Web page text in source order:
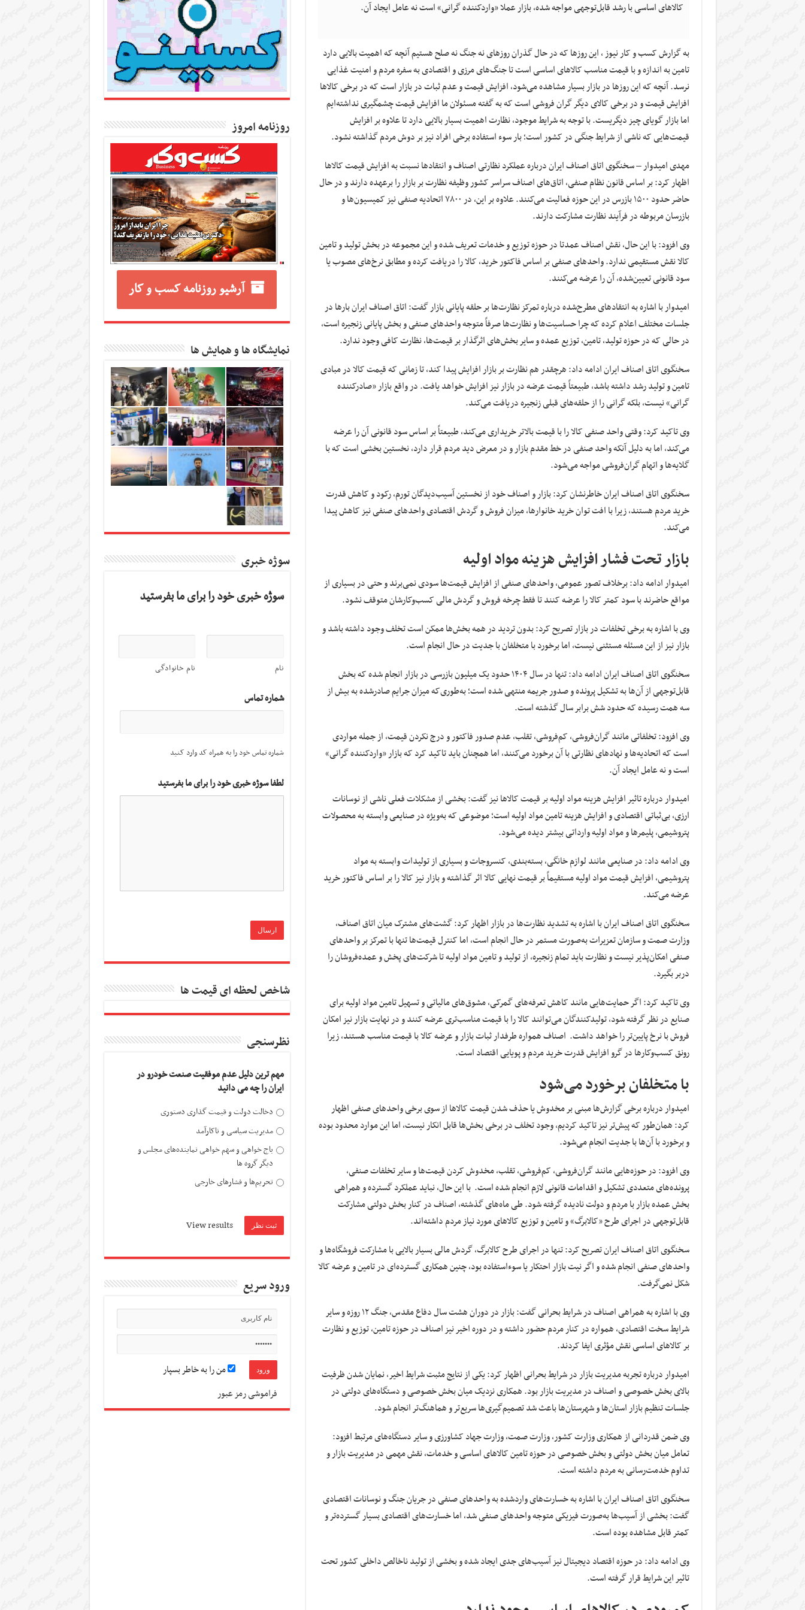
کالاهای اساسی با رشد قابل‌توجهی مواجه شده، بازار عملا «واردکننده گرانی» است نه عامل ایجاد آن.
به گزارش کسب و کار نیوز ، این روزها که در حال گذران روزهای نه جنگ نه صلح هستیم آنچه که اهمیت بالایی دارد
تامین به اندازه و با قیمت مناسب کالاهای اساسی است تا جنگ‌های مرزی و اقتصادی به سفره مردم و امنیت غذایی
نرسد. آنچه که این روزها در بازار بسیار مشاهده می‌شود، افزایش قیمت و عدم ثبات در بازار است که در برخی کالاها
افزایش قیمت و در برخی کالای دیگر گران فروشی است که به گفته مسئولان ما افزایش قیمت چشمگیری نداشته‌ایم
اما بازار گویای چیز دیگریست. با توجه به شرایط موجود، نظارت اهمیت بسیار بالایی دارد تا علاوه بر افزایش
قیمت‌هایی که ناشی از شرایط جنگی در کشور است؛ بار سوء استفاده برخی افراد نیز بر دوش مردم گذاشته نشود.
مهدی امیدوار – سخنگوی اتاق اصناف ایران درباره عملکرد نظارتی اصناف و انتقادها نسبت به افزایش قیمت کالاها
اظهار کرد: بر اساس قانون نظام صنفی، اتاق‌های اصناف سراسر کشور وظیفه نظارت بر بازار را برعهده دارند و در حال
حاضر حدود ۱۵۰۰ بازرس در این حوزه فعالیت می‌کنند. علاوه بر این، در ۷۸۰۰ اتحادیه صنفی نیز کمیسیون‌ها و
بازرسان مربوطه در فرآیند نظارت مشارکت دارند.
وی افزود: با این حال، نقش اصناف عمدتا در حوزه توزیع و خدمات تعریف شده و این مجموعه در بخش تولید و تامین
کالا نقش مستقیمی ندارد. واحدهای صنفی بر اساس فاکتور خرید، کالا را دریافت کرده و مطابق نرخ‌های مصوب یا
سود قانونی تعیین‌شده، آن را عرضه می‌کنند.
امیدوار با اشاره به انتقادهای مطرح‌شده درباره تمرکز نظارت‌ها بر حلقه پایانی بازار گفت: اتاق اصناف ایران بارها در
جلسات مختلف اعلام کرده که چرا حساسیت‌ها و نظارت‌ها صرفاً متوجه واحدهای صنفی و بخش پایانی زنجیره است،
در حالی که در حوزه تولید، تامین، توزیع عمده و سایر بخش‌های اثرگذار بر قیمت‌ها، نظارت کافی وجود ندارد.
سخنگوی اتاق اصناف ایران ادامه داد: هرچقدر هم نظارت بر بازار افزایش پیدا کند، تا زمانی که قیمت کالا در مبادی
تامین و تولید رشد داشته باشد، طبیعتاً قیمت عرضه در بازار نیز افزایش خواهد یافت. در واقع بازار «صادرکننده
گرانی» نیست، بلکه گرانی را از حلقه‌های قبلی زنجیره دریافت می‌کند.
وی تاکید کرد: وقتی واحد صنفی کالا را با قیمت بالاتر خریداری می‌کند، طبیعتاً بر اساس سود قانونی آن را عرضه
می‌کند، اما به دلیل آنکه واحد صنفی در خط مقدم بازار و در معرض دید مردم قرار دارد، نخستین بخشی است که با
گلایه‌ها و اتهام گران‌فروشی مواجه می‌شود.
سخنگوی اتاق اصناف ایران خاطرنشان کرد: بازار و اصناف خود از نخستین آسیب‌دیدگان تورم، رکود و کاهش قدرت
خرید مردم هستند، زیرا با افت توان خرید خانوارها، میزان فروش و گردش اقتصادی واحدهای صنفی نیز کاهش پیدا
می‌کند.
بازار تحت فشار افزایش هزینه مواد اولیه
امیدوار ادامه داد: برخلاف تصور عمومی، واحدهای صنفی از افزایش قیمت‌ها سودی نمی‌برند و حتی در بسیاری از
مواقع حاضرند با سود کمتر کالا را عرضه کنند تا فقط چرخه فروش و گردش مالی کسب‌وکارشان متوقف نشود.
وی با اشاره به برخی تخلفات در بازار تصریح کرد: بدون تردید در همه بخش‌ها ممکن است تخلف وجود داشته باشد و
بازار نیز از این مسئله مستثنی نیست، اما برخورد با متخلفان با جدیت در حال انجام است.
سخنگوی اتاق اصناف ایران ادامه داد: تنها در سال ۱۴۰۴ حدود یک میلیون بازرسی در بازار انجام شده که بخش
قابل‌توجهی از آن‌ها به تشکیل پرونده و صدور جریمه منتهی شده است؛ به‌طوری‌که میزان جرایم صادرشده به بیش از
سه همت رسیده که حدود شش برابر سال گذشته است.
وی افزود: تخلفاتی مانند گران‌فروشی، کم‌فروشی، تقلب، عدم صدور فاکتور و درج نکردن قیمت، از جمله مواردی
است که اتحادیه‌ها و نهادهای نظارتی با آن برخورد می‌کنند، اما همچنان باید تاکید کرد که بازار «واردکننده گرانی»
است و نه عامل ایجاد آن.
امیدوار درباره تاثیر افزایش هزینه مواد اولیه بر قیمت کالاها نیز گفت: بخشی از مشکلات فعلی ناشی از نوسانات
ارزی، بی‌ثباتی اقتصادی و افزایش هزینه تامین مواد اولیه است؛ موضوعی که به‌ویژه در صنایعی وابسته به محصولات
پتروشیمی، پلیمرها و مواد اولیه وارداتی بیشتر دیده می‌شود.
وی ادامه داد: در صنایعی مانند لوازم خانگی، بسته‌بندی، کنسروجات و بسیاری از تولیدات وابسته به مواد
پتروشیمی، افزایش قیمت مواد اولیه مستقیماً بر قیمت نهایی کالا اثر گذاشته و بازار نیز کالا را بر اساس فاکتور خرید
عرضه می‌کند.
سخنگوی اتاق اصناف ایران با اشاره به تشدید نظارت‌ها در بازار اظهار کرد: گشت‌های مشترک میان اتاق اصناف،
وزارت صمت و سازمان تعزیرات به‌صورت مستمر در حال انجام است، اما کنترل قیمت‌ها تنها با تمرکز بر واحدهای
صنفی امکان‌پذیر نیست و نظارت باید تمام زنجیره، از تولید و تامین مواد اولیه تا شرکت‌های پخش و عمده‌فروشان را
دربر بگیرد.
وی تاکید کرد: اگر حمایت‌هایی مانند کاهش تعرفه‌های گمرکی، مشوق‌های مالیاتی و تسهیل تامین مواد اولیه برای
صنایع در نظر گرفته شود، تولیدکنندگان می‌توانند کالا را با قیمت مناسب‌تری عرضه کنند و در نهایت بازار نیز امکان
فروش با نرخ پایین‌تر را خواهد داشت. اصناف همواره طرفدار ثبات بازار و عرضه کالا با قیمت مناسب هستند، زیرا
رونق کسب‌وکارها در گرو افزایش قدرت خرید مردم و پویایی اقتصاد است.
با متخلفان برخورد می‌شود
امیدوار درباره برخی گزارش‌ها مبنی بر مخدوش یا حذف شدن قیمت کالاها از سوی برخی واحدهای صنفی اظهار
کرد: همان‌طور که پیش‌تر نیز تاکید کردیم، وجود تخلف در برخی بخش‌ها قابل انکار نیست، اما این موارد محدود بوده
و برخورد با آن‌ها با جدیت انجام می‌شود.
وی افزود: در حوزه‌هایی مانند گران‌فروشی، کم‌فروشی، تقلب، مخدوش کردن قیمت‌ها و سایر تخلفات صنفی،
پرونده‌های متعددی تشکیل و اقدامات قانونی لازم انجام شده است. با این حال، نباید عملکرد گسترده و همراهی
بخش عمده بازار با مردم و دولت نادیده گرفته شود. طی ماه‌های گذشته، اصناف در کنار بخش دولتی مشارکت
قابل‌توجهی در اجرای طرح «کالابرگ» و تامین و توزیع کالاهای مورد نیاز مردم داشته‌اند.
سخنگوی اتاق اصناف ایران تصریح کرد: تنها در اجرای طرح کالابرگ، گردش مالی بسیار بالایی با مشارکت فروشگاه‌ها و
واحدهای صنفی انجام شده و اگر نیت بازار احتکار یا سوءاستفاده بود، چنین همکاری گسترده‌ای در تامین و عرضه کالا
شکل نمی‌گرفت.
وی با اشاره به همراهی اصناف در شرایط بحرانی گفت: بازار در دوران هشت سال دفاع مقدس، جنگ ۱۲ روزه و سایر
شرایط سخت اقتصادی، همواره در کنار مردم حضور داشته و در دوره اخیر نیز اصناف در حوزه تامین، توزیع و نظارت
بر کالاهای اساسی نقش مؤثری ایفا کردند.
امیدوار درباره تجربه مدیریت بازار در شرایط بحرانی اظهار کرد: یکی از نتایج مثبت شرایط اخیر، نمایان شدن ظرفیت
بالای بخش خصوصی و اصناف در مدیریت بازار بود. همکاری نزدیک میان بخش خصوصی و دستگاه‌های دولتی در
جلسات تنظیم بازار استان‌ها و شهرستان‌ها باعث شد تصمیم‌گیری‌ها سریع‌تر و هماهنگ‌تر انجام شود.
وی ضمن قدردانی از همکاری وزارت کشور، وزارت صمت، وزارت جهاد کشاورزی و سایر دستگاه‌های مرتبط افزود:
تعامل میان بخش دولتی و بخش خصوصی در حوزه تامین کالاهای اساسی و خدمات، نقش مهمی در مدیریت بازار و
تداوم خدمت‌رسانی به مردم داشته است.
سخنگوی اتاق اصناف ایران با اشاره به خسارت‌های واردشده به واحدهای صنفی در جریان جنگ و نوسانات اقتصادی
گفت: بخشی از آسیب‌ها به‌صورت فیزیکی متوجه واحدهای صنفی شد، اما خسارت‌های اقتصادی بسیار گسترده‌تر و
کمتر قابل مشاهده بوده است.
وی ادامه داد: در حوزه اقتصاد دیجیتال نیز آسیب‌های جدی ایجاد شده و بخشی از تولید ناخالص داخلی کشور تحت
تاثیر این شرایط قرار گرفته است.
روزنامه امروز
آرشیو روزنامه کسب و کار
نمایشگاه ها و همایش ها
سوژه خبری
سوژه خبری خود را برای ما بفرستید
نام نام خانوادگی
شماره تماس
شماره تماس خود را به همراه کد وارد کنید
لطفا سوژه خبری خود را برای ما بفرستید
شاخص لحظه ای قیمت ها
نظرسنجی
مهم ترین دلیل عدم موفقیت صنعت خودرو در
ایران را چه می دانید
دخالت دولت و قیمت گذاری دستوری
مدیریت سیاسی و ناکارآمد
باج خواهی و سهم خواهی نماینده‌های مجلس و
دیگر گروه ها
تحریم‌ها و فشارهای خارجی
View results
ورود سریع
من را به خاطر بسپار
فراموشی رمز عبور